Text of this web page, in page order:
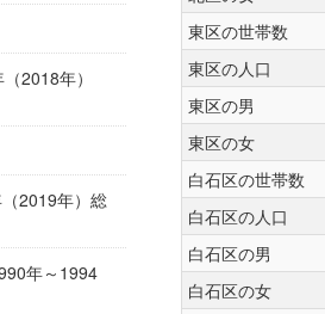
2018年）
2019年）総
年～1994
東区の世帯数
東区の人口
東区の男
東区の女
白石区の世帯数
白石区の人口
白石区の男
白石区の女